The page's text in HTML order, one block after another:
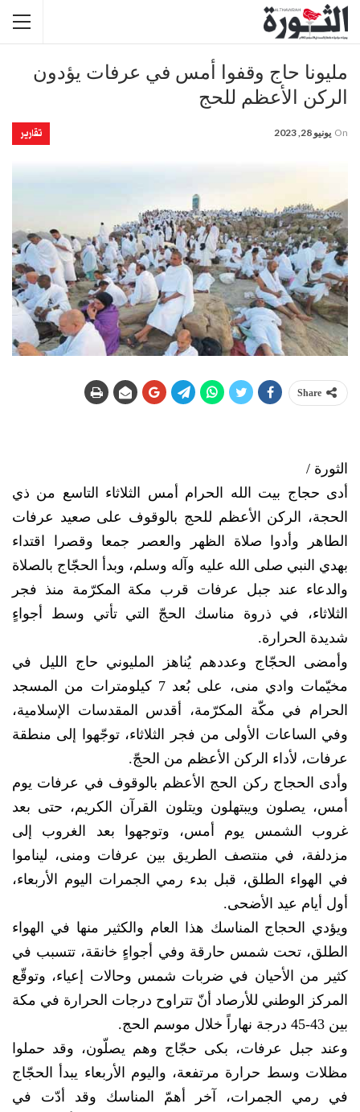
مليونا حاج وقفوا أمس في عرفات يؤدون
الركن الأعظم للحج
تقارير On يونيو 28, 2023
Share
الثورة /
أدى حجاج بيت الله الحرام أمس الثلاثاء التاسع من ذي
الحجة، الركن الأعظم للحج بالوقوف على صعيد عرفات
الطاهر وأدوا صلاة الظهر والعصر جمعا وقصرا اقتداء
بهدي النبي صلى الله عليه وآله وسلم، وبدأ الحجّاج بالصلاة
والدعاء عند جبل عرفات قرب مكة المكرّمة منذ فجر
الثلاثاء، في ذروة مناسك الحجّ التي تأتي وسط أجواءٍ
شديدة الحرارة.
وأمضى الحجّاج وعددهم يُناهز المليوني حاج الليل في
مخيّمات وادي منى، على بُعد 7 كيلومترات من المسجد
الحرام في مكّة المكرّمة، أقدس المقدسات الإسلامية،
وفي الساعات الأولى من فجر الثلاثاء، توجّهوا إلى منطقة
عرفات، لأداء الركن الأعظم من الحجّ.
وأدى الحجاج ركن الحج الأعظم بالوقوف في عرفات يوم
أمس، يصلون ويبتهلون ويتلون القرآن الكريم، حتى بعد
غروب الشمس يوم أمس، وتوجهوا بعد الغروب إلى
مزدلفة، في منتصف الطريق بين عرفات ومنى، ليناموا
في الهواء الطلق، قبل بدء رمي الجمرات اليوم الأربعاء،
أول أيام عيد الأضحى.
ويؤدي الحجاج المناسك هذا العام والكثير منها في الهواء
الطلق، تحت شمس حارقة وفي أجواءٍ خانقة، تتسبب في
كثير من الأحيان في ضربات شمس وحالات إعياء، وتوقّع
المركز الوطني للأرصاد أنّ تتراوح درجات الحرارة في مكة
بين 43-45 درجة نهاراً خلال موسم الحج.
وعند جبل عرفات، بكى حجّاج وهم يصلّون، وقد حملوا
مظلات وسط حرارة مرتفعة، واليوم الأربعاء يبدأ الحجّاج
في رمي الجمرات، آخر أهمّ المناسك وقد أدّت في